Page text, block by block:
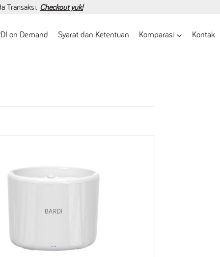
Transaksi. Checkout yuk!
on Demand Syarat dan Ketentuan Komparasi Kontak